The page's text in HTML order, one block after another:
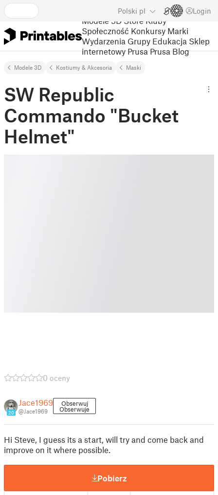
Polski pl Login
Modele 3D Store Kluby
Społeczność Konkursy Marki
Wydarzenia Grupy Edukacja Sklep
internetowy Prusa Prusa Blog
Modele 3D Kostiumy & Akcesoria Maski
SW Republic
Commando "Bucket
Helmet"
0 oceny
20
Jace1969
@Jace1969
Obserwuj
Obserwuje
Hi Steve, I guess its a start, will try and come back and
improve on it where possible.
Pobierz